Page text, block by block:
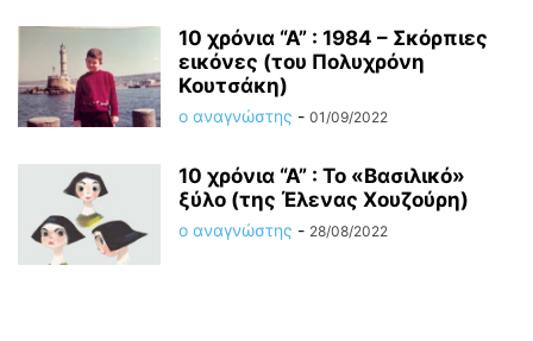
10 χρόνια “Α” : 1984 – Σκόρπιες
εικόνες (του Πολυχρόνη
Κουτσάκη)
ο αναγνώστης - 01/09/2022
10 χρόνια “Α” : Το «Βασιλικό»
ξύλο (της Έλενας Χουζούρη)
ο αναγνώστης - 28/08/2022